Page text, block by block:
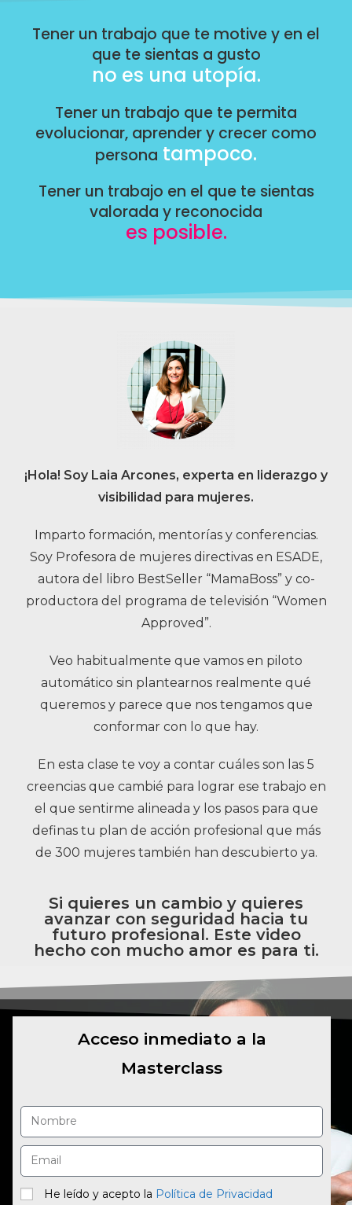
Tener un trabajo que te motive y en el
que te sientas a gusto
no es una utopía.
Tener un trabajo que te permita
evolucionar, aprender y crecer como
persona tampoco.
Tener un trabajo en el que te sientas
valorada y reconocida
es posible.
¡Hola! Soy Laia Arcones, experta en liderazgo y
visibilidad para mujeres.
Imparto formación, mentorías y conferencias.
Soy Profesora de mujeres directivas en ESADE,
autora del libro BestSeller “MamaBoss” y co-
productora del programa de televisión “Women
Approved”.
Veo habitualmente que vamos en piloto
automático sin plantearnos realmente qué
queremos y parece que nos tengamos que
conformar con lo que hay.
En esta clase te voy a contar cuáles son las 5
creencias que cambié para lograr ese trabajo en
el que sentirme alineada y los pasos para que
definas tu plan de acción profesional que más
de 300 mujeres también han descubierto ya.
Si quieres un cambio y quieres
avanzar con seguridad hacia tu
futuro profesional. Este video
hecho con mucho amor es para ti.
Acceso inmediato a la
Masterclass
He leído y acepto la Política de Privacidad